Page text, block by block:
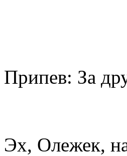
Припев: За
Эх, Олежек,